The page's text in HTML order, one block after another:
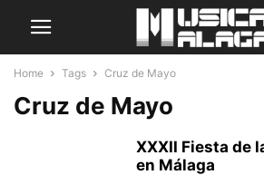
Home Tags Cruz de Mayo
Cruz de Mayo
XXXII Fiesta de
en Málaga